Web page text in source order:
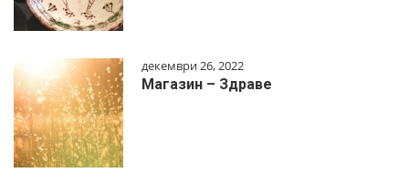
декември 26, 2022
Магазин – Здраве